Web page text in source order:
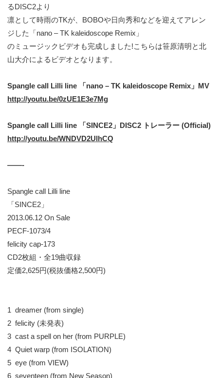
るDISC2より
凛として時雨のTKが、BOBOや日向秀和などを迎えてアレン
ジした「nano – TK kaleidoscope Remix」
のミュージックビデオも完成しました!こちらは笹原清明と北
山大介によるビデオとなります。
Spangle call Lilli line 「nano – TK kaleidoscope Remix」MV
http://youtu.be/0zUE1E3e7Mg
Spangle call Lilli line 「SINCE2」DISC2 トレーラー (Official)
http://youtu.be/WNDVD2UlhCQ
——-
Spangle call Lilli line
「SINCE2」
2013.06.12 On Sale
PECF-1073/4
felicity cap-173
CD2枚組・全19曲収録
定価2,625円(税抜価格2,500円)
1 dreamer (from single)
2 felicity (未発表)
3 cast a spell on her (from PURPLE)
4 Quiet warp (from ISOLATION)
5 eye (from VIEW)
6 seventeen (from New Season)